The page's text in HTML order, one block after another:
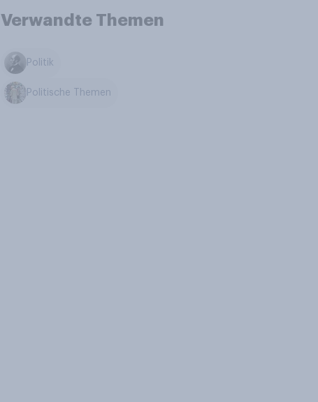
Verwandte Themen
Politik
Politische Themen